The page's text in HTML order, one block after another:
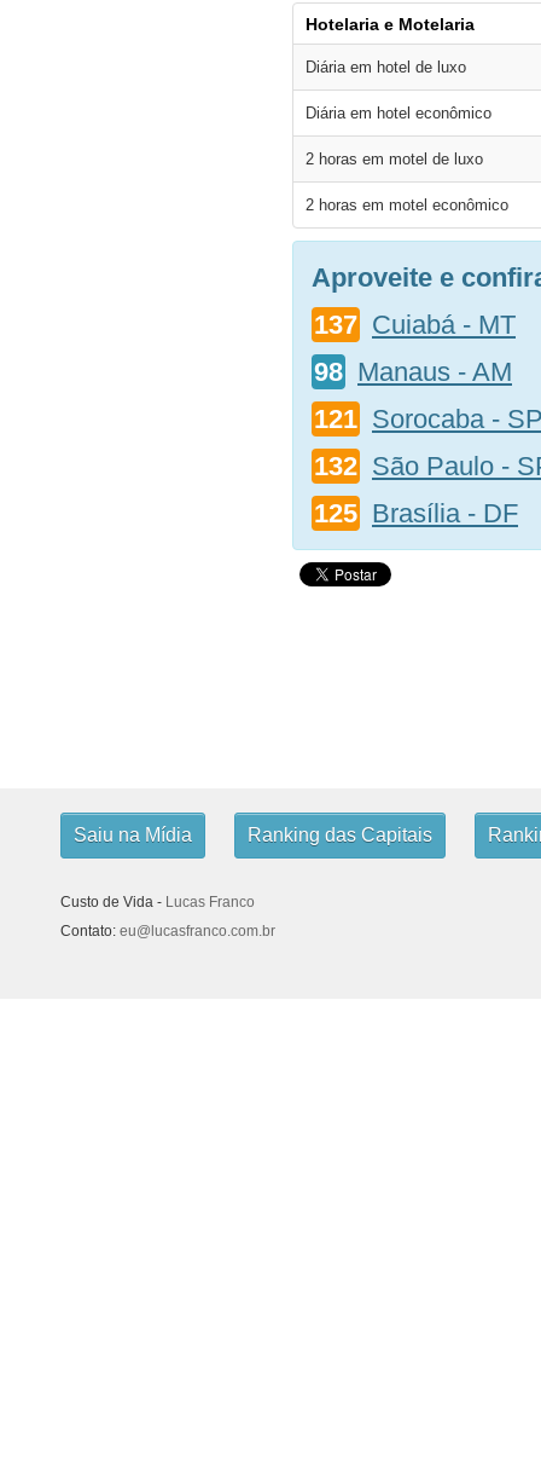
Hotelaria e Motelaria
Diária em hotel de luxo
Diária em hotel econômico
2 horas em motel de luxo
2 horas em motel econômico
Aproveite e
137 Cuiabá - MT
98 Manaus - AM
121 Sorocaba -
132 São Paulo -
125 Brasília - DF
Saiu na Mídia Ranking das Capitais
Custo de Vida - Lucas Franco
Contato: eu@lucasfranco.com.br